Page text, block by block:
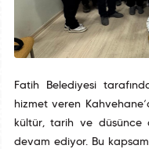
Fatih Belediyesi
hizmet veren
kültür, tarih ve düşünce
devam ediyor. Bu